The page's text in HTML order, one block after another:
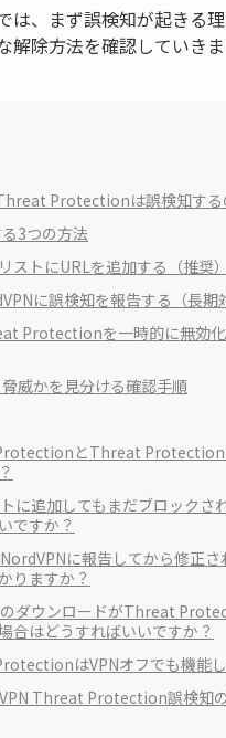
は、まず誤検知が起きる
解除方法を確認していきま
Protectionは誤検知する
3つの方法
ストにURLを追加する（推奨）
に誤検知を報告する（長期
Protectionを一時的に無効
威かを見分ける確認手順
とThreat Protection
に追加してもまだブロックさ
ですか？
に報告してから修正
りますか？
のダウンロードがThreat
合はどうすればいいですか？
はVPNオフでも機能
Threat Protection誤検知